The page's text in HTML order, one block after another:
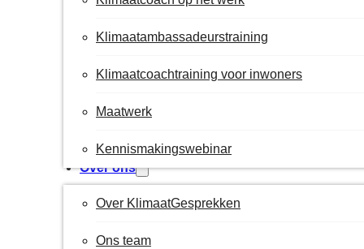
Klimaatambassadeurstraining
Klimaatcoachtraining voor inwoners
Maatwerk
Kennismakingswebinar
Over ons
Over KlimaatGesprekken
Ons team